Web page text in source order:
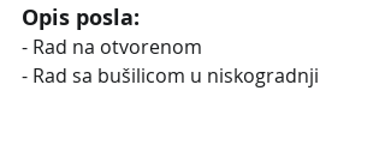
Opis posla:
- Rad na otvorenom
- Rad sa bušilicom u niskogradnji